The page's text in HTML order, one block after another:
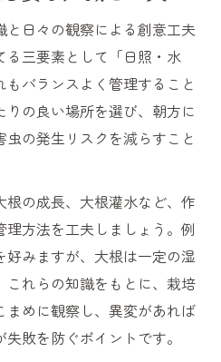
日々の観察による創意工夫
る三要素として「日照・水
バランスよく管理すること
の良い場所を選び、朝方に
の発生リスクを減らすこと
根の成長、大根灌水など、作
方法を工夫しましょう。例
みますが、大根は一定の湿
れらの知識をもとに、栽培
まめに観察し、異変があれば
敗を防ぐポイントです。